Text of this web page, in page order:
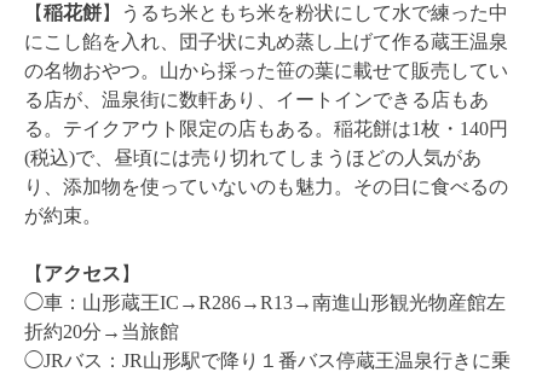
【稲花餅】
うるち米ともち米を粉状にして水で練った中
にこし餡を入れ、団子状に丸め蒸し上げて作る蔵王温泉
の名物おやつ。山から採った笹の葉に載せて販売してい
る店が、温泉街に数軒あり、イートインできる店もあ
る。テイクアウト限定の店もある。稲花餅は1枚・ 140円
(税込)で、昼頃には売り切れてしまうほどの人気があ
り、添加物を使っていないのも魅力。その日に食べるの
が約束。
【 アクセス 】
◯車：山形蔵王IC→R286→R13→南進山形観光物産館左
折約20分→当旅館
◯JRバス：JR山形駅で降り１番バス停蔵王温泉行きに乗